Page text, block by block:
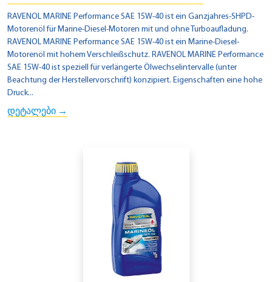
RAVENOL MARINE Performance SAE 15W-40 ist ein Ganzjahres-SHPD-
Motorenöl für Marine-Diesel-Motoren mit und ohne Turboaufladung.
RAVENOL MARINE Performance SAE 15W-40 ist ein Marine-Diesel-
Motorenöl mit hohem Verschleißschutz. RAVENOL MARINE Performance
SAE 15W-40 ist speziell für verlängerte Ölwechselintervalle (unter
Beachtung der Herstellervorschrift) konzipiert. Eigenschaften eine hohe
Druck...
დეტალები →